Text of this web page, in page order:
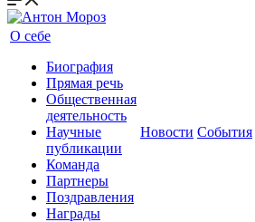
О себе
Биография
Прямая речь
Общественная
деятельность
Научные
публикации
Команда
Партнеры
Поздравления
Награды
Новости События